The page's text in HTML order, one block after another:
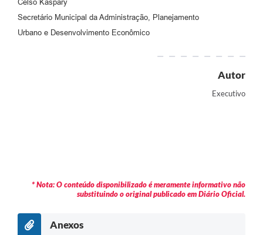
Celso Kaspary
Secretário Municipal da Administração, Planejamento
Urbano e Desenvolvimento Econômico
Autor
Executivo
* Nota: O conteúdo disponibilizado é meramente informativo não
substituindo o original publicado em Diário Oficial.
Anexos